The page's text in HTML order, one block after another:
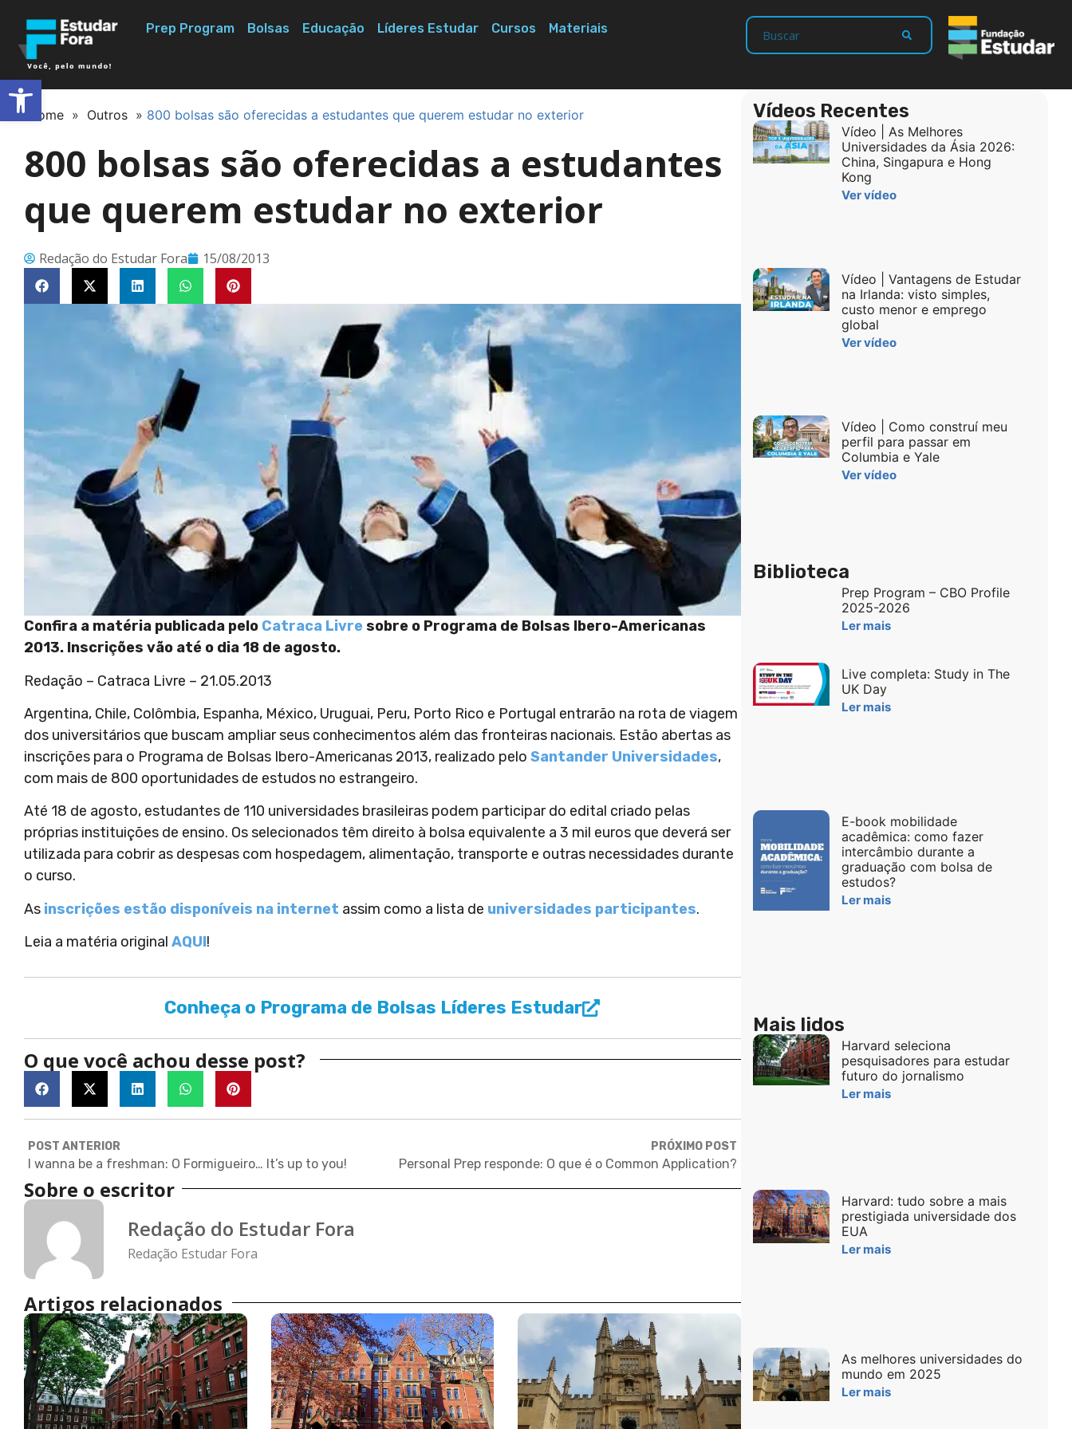
Prep Program Bolsas Educação Líderes Estudar Cursos Materiais
Home » Outros » 800 bolsas são oferecidas a estudantes que querem estudar no exterior
800 bolsas são oferecidas a estudantes
que querem estudar no exterior
Redação do Estudar Fora 15/08/2013
Confira a matéria publicada pelo Catraca Livre sobre o Programa de Bolsas Ibero-Americanas
2013. Inscrições vão até o dia 18 de agosto.
Redação – Catraca Livre – 21.05.2013
Argentina, Chile, Colômbia, Espanha, México, Uruguai, Peru, Porto Rico e Portugal entrarão na rota de viagem
dos universitários que buscam ampliar seus conhecimentos além das fronteiras nacionais. Estão abertas as
inscrições para o Programa de Bolsas Ibero-Americanas 2013, realizado pelo Santander Universidades,
com mais de 800 oportunidades de estudos no estrangeiro.
Até 18 de agosto, estudantes de 110 universidades brasileiras podem participar do edital criado pelas
próprias instituições de ensino. Os selecionados têm direito à bolsa equivalente a 3 mil euros que deverá ser
utilizada para cobrir as despesas com hospedagem, alimentação, transporte e outras necessidades durante
o curso.
As inscrições estão disponíveis na internet assim como a lista de universidades participantes.
Leia a matéria original AQUI!
Conheça o Programa de Bolsas Líderes Estudar
O que você achou desse post?
POST ANTERIOR
I wanna be a freshman: O Formigueiro… It’s up to you!
PRÓXIMO POST
Personal Prep responde: O que é o Common Application?
Sobre o escritor
Redação do Estudar Fora
Redação Estudar Fora
Artigos relacionados
Vídeos Recentes
Vídeo | As Melhores
Universidades da Ásia 2026:
China, Singapura e Hong
Kong
Ver vídeo
Vídeo | Vantagens de Estudar
na Irlanda: visto simples,
custo menor e emprego
global
Ver vídeo
Vídeo | Como construí meu
perfil para passar em
Columbia e Yale
Ver vídeo
Biblioteca
Prep Program – CBO Profile
2025-2026
Ler mais
Live completa: Study in The
UK Day
Ler mais
E-book mobilidade
acadêmica: como fazer
intercâmbio durante a
graduação com bolsa de
estudos?
Ler mais
Mais lidos
Harvard seleciona
pesquisadores para estudar
futuro do jornalismo
Ler mais
Harvard: tudo sobre a mais
prestigiada universidade dos
EUA
Ler mais
As melhores universidades do
mundo em 2025
Ler mais
Abrir a barra de ferramentas